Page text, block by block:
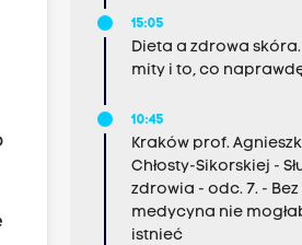
15:05
Dieta a zdrowa skóra.
mity i to, co
10:45
Kraków prof.
Chłosty-Sikorskiej -
zdrowia - odc. 7. -
medycyna nie
istnieć